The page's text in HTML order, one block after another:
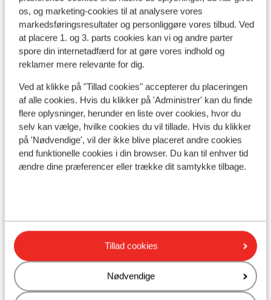
os, og marketing-cookies til at analysere vores
markedsføringsresultater og personliggøre vores tilbud. Ved
at placere 1. og 3. parts cookies kan vi og andre parter
spore din internetadfærd for at gøre vores indhold og
reklamer mere relevante for dig.
Ved at klikke på "Tillad cookies" accepterer du placeringen
af alle cookies. Hvis du klikker på 'Administrer' kan du finde
flere oplysninger, herunder en liste over cookies, hvor du
selv kan vælge, hvilke cookies du vil tillade. Hvis du klikker
på 'Nødvendige', vil der ikke blive placeret andre cookies
end funktionelle cookies i din browser. Du kan til enhver tid
ændre dine præferencer eller trække dit samtykke tilbage.
Tillad cookies
Nødvendige
Sprog:
Det officielle sprog er spansk.
Penge:
Drikkepenge:
Det er normalt at give ca. 10% i drikkepenge på de
spanske barer og restauranter.
Strøm:
Vand:
Det er ikke tilrådeligt at drikke vand fra hanen.
Mad:
Typiske spanske retter er tapas (små snacks) og paella